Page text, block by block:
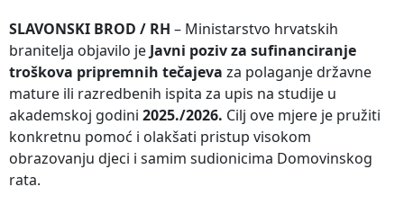
SLAVONSKI BROD / RH – Ministarstvo hrvatskih
branitelja objavilo je Javni poziv za sufinanciranje
troškova pripremnih tečajeva za polaganje državne
mature ili razredbenih ispita za upis na studije u
akademskoj godini 2025./2026. Cilj ove mjere je pružiti
konkretnu pomoć i olakšati pristup visokom
obrazovanju djeci i samim sudionicima Domovinskog
rata.